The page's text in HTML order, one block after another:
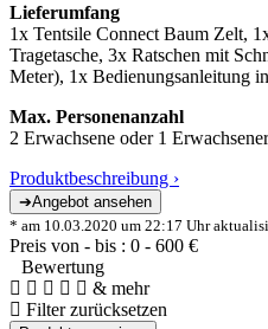
Lieferumfang
1x Tentsile Connect Baum Zelt,
Tragetasche, 3x Ratschen mit
Meter), 1x Bedienungsanleitung
Max. Personenanzahl
2 Erwachsene oder 1
Produktbeschreibung ›
* am 10.03.2020 um 22:17 Uhr
Preis von - bis : 0 - 600 €
Bewertung
& mehr
Filter zurücksetzen